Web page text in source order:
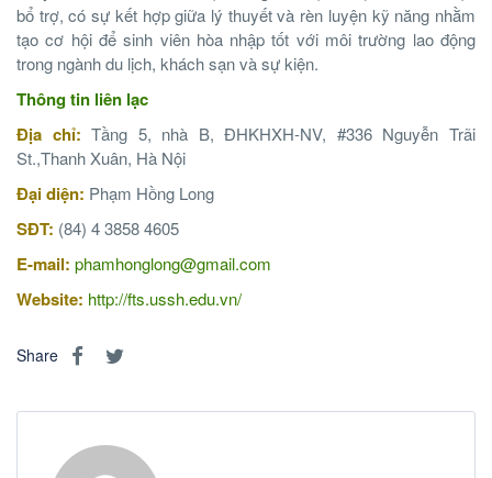
bổ trợ, có sự kết hợp giữa lý thuyết và rèn luyện kỹ năng nhằm
tạo cơ hội để sinh viên hòa nhập tốt với môi trường lao động
trong ngành du lịch, khách sạn và sự kiện.
Thông tin liên lạc
Địa chỉ: Tầng 5, nhà B, ĐHKHXH-NV, #336 Nguyễn Trãi
St.,Thanh Xuân, Hà Nội
Đại diện: Phạm Hồng Long
SĐT: (84) 4 3858 4605
E-mail: phamhonglong@gmail.com
Website: http://fts.ussh.edu.vn/
medicine-europe.html
Share